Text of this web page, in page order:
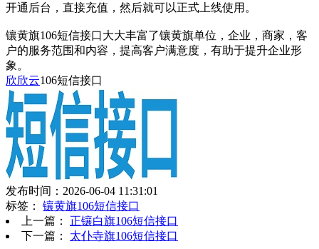
开通后台，直接充值，然后就可以正式上线使用。
镶黄旗106短信接口大大丰富了镶黄旗单位，企业，商家，客
户的服务范围和内容，提高客户满意度，有助于提升企业形
象。
欣欣云106短信接口
发布时间：2026-06-04 11:31:01
标签： 镶黄旗106短信接口
上一篇： 正镶白旗106短信接口
下一篇： 太仆寺旗106短信接口